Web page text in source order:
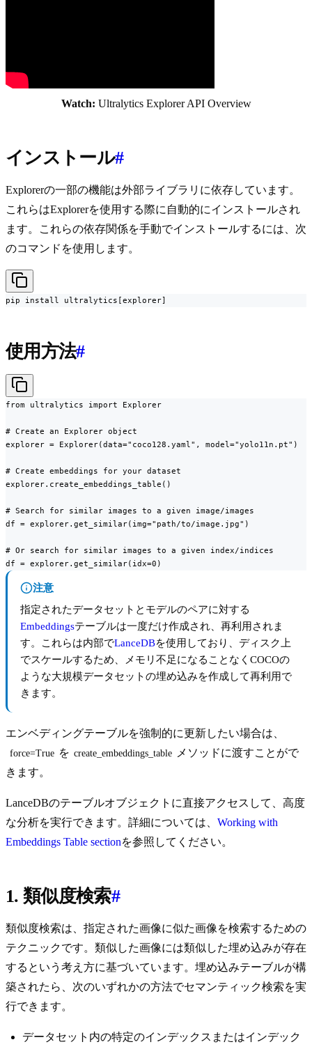
Watch: Ultralytics Explorer API Overview
インストール#
Explorerの一部の機能は外部ライブラリに依存しています。
これらはExplorerを使用する際に自動的にインストールされ
ます。これらの依存関係を手動でインストールするには、次
のコマンドを使用します。
pip install ultralytics[explorer]
使用方法#
from ultralytics import Explorer
# Create an Explorer object
explorer = Explorer(data="coco128.yaml", model="yolo11n.pt")
# Create embeddings for your dataset
explorer.create_embeddings_table()
# Search for similar images to a given image/images
df = explorer.get_similar(img="path/to/image.jpg")
# Or search for similar images to a given index/indices
df = explorer.get_similar(idx=0)
注意
指定されたデータセットとモデルのペアに対する
Embeddingsテーブルは一度だけ作成され、再利用されま
す。これらは内部でLanceDBを使用しており、ディスク上
でスケールするため、メモリ不足になることなくCOCOの
ような大規模データセットの埋め込みを作成して再利用で
きます。
エンベディングテーブルを強制的に更新したい場合は、
force=True を create_embeddings_table
メソッドに渡すことがで
きます。
LanceDBのテーブルオブジェクトに直接アクセスして、高度
な分析を実行できます。詳細については、 Working with
Embeddings Table sectionを参照してください。
1. 類似度検索#
類似度検索は、指定された画像に似た画像を検索するための
テクニックです。類似した画像には類似した埋め込みが存在
するという考え方に基づいています。埋め込みテーブルが構
築されたら、次のいずれかの方法でセマンティック検索を実
行できます。
データセット内の特定のインデックスまたはインデック